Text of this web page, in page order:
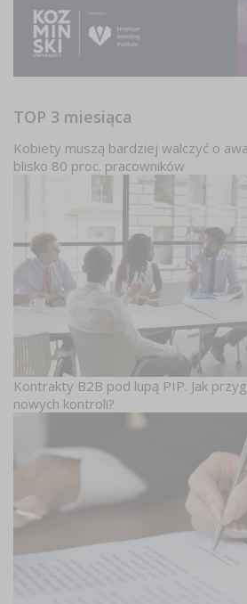
TOP 3 miesiąca
Kobiety muszą bardziej walczyć o
blisko 80 proc. pracowników
Kontrakty B2B pod lupą PIP. Jak
nowych kontroli?